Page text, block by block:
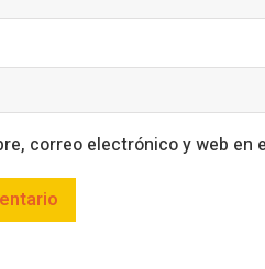
correo electrónico y web